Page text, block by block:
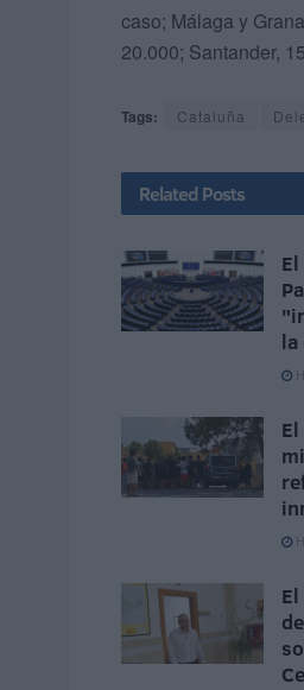
caso; Málaga y
20.000; Santander,
Tags: Cataluña
Related Posts
la